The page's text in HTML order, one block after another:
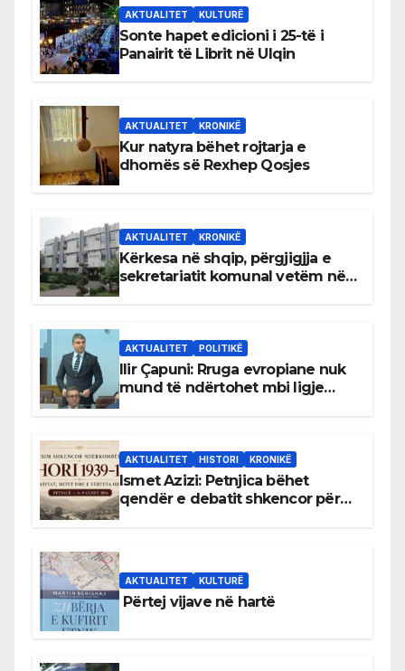
AKTUALITET KULTURË
Sonte hapet edicioni i 25-të i
Panairit të Librit në Ulqin
AKTUALITET KRONIKË
Kur natyra bëhet rojtarja e
dhomës së Rexhep Qosjes
AKTUALITET KRONIKË
Kërkesa në shqip, përgjigjja e
sekretariatit komunal vetëm në
AKTUALITET POLITIKË
Ilir Çapuni: Rruga evropiane nuk
mund të ndërtohet mbi ligje
AKTUALITET HISTORI KRONIKË
Ismet Azizi: Petnjica bëhet
qendër e debatit shkencor për
AKTUALITET KULTURË
Përtej vijave në hartë